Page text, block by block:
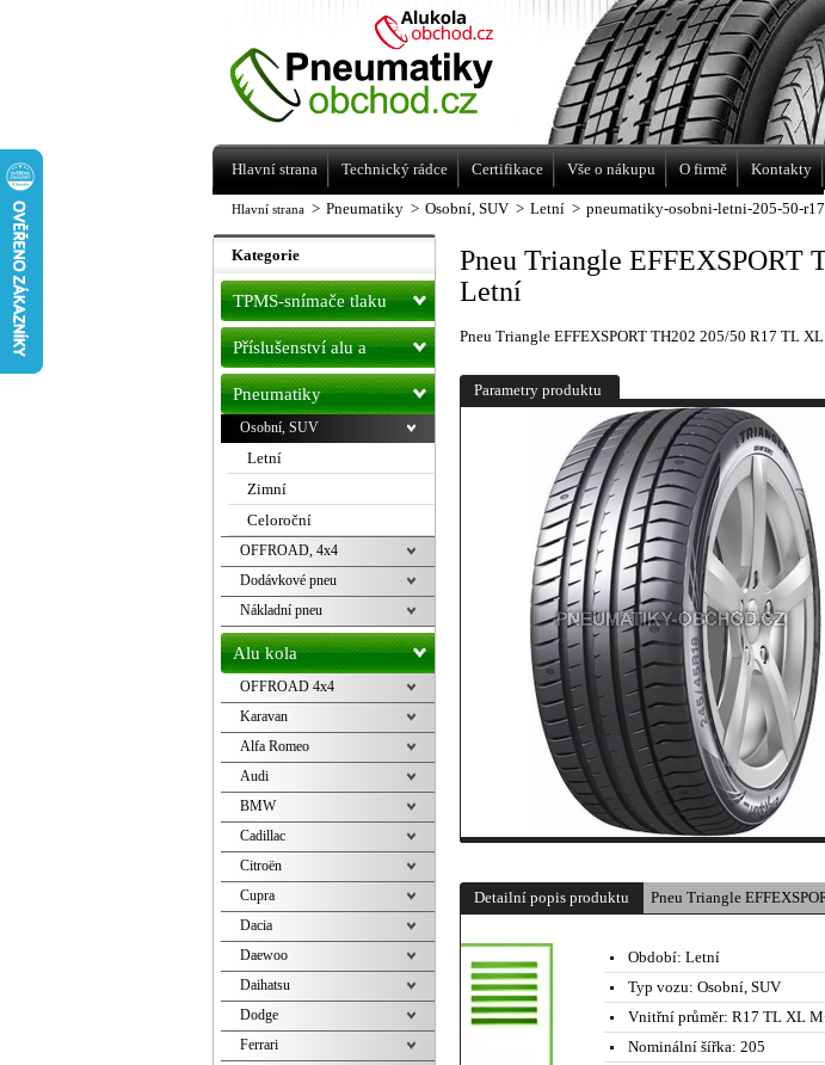
Hlavní strana > Pneumatiky > Osobní, SUV > Letní > pneumatiky-osobni-letni-205-50-r17
Pneu Triangle EFFEXSPORT
Letní
Pneu Triangle EFFEXSPORT TH202 205/50 R17 TL
Parametry produktu
Detailní popis produktu Pneu Triangle
Období: Letní
Typ vozu: Osobní, SUV
Vnitřní průměr: R17 TL XL
Nominální šířka: 205
Kategorie
TPMS-snímače tlaku
Příslušenství alu a
pneu
Pneumatiky
Osobní, SUV
Letní
Zimní
Celoroční
OFFROAD, 4x4
Dodávkové pneu
Nákladní pneu
Alu kola
OFFROAD 4x4
Karavan
Alfa Romeo
Audi
BMW
Cadillac
Citroën
Cupra
Dacia
Daewoo
Daihatsu
Dodge
Ferrari
Levné pneumatiky letní, zimní, Alu kola
a litá kola Racing Line
Hlavní strana Technický rádce Certifikace Vše o nákupu O firmě Kontakty